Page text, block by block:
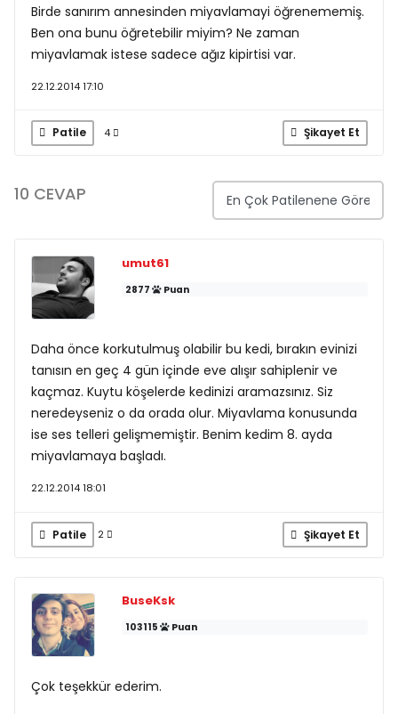
Birde sanırım annesinden miyavlamayi öğrenememiş.
Ben ona bunu öğretebilir miyim? Ne zaman
miyavlamak istese sadece ağız kipirtisi var.
22.12.2014 17:10
Patile 4 Şikayet Et
10 CEVAP
umut61
2877 Puan
Daha önce korkutulmuş olabilir bu kedi, bırakın evinizi
tanısın en geç 4 gün içinde eve alışır sahiplenir ve
kaçmaz. Kuytu köşelerde kedinizi aramazsınız. Siz
neredeyseniz o da orada olur. Miyavlama konusunda
ise ses telleri gelişmemiştir. Benim kedim 8. ayda
miyavlamaya başladı.
22.12.2014 18:01
Patile 2 Şikayet Et
BuseKsk
103115 Puan
Çok teşekkür ederim.